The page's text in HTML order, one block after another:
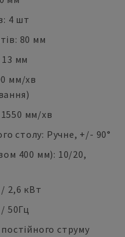
4 шт
80 мм
13 мм
мм/хв
мм/хв
столу: Ручне, +/- 90°
400 мм): 10/20,
2,6 кВт
50Гц
струму